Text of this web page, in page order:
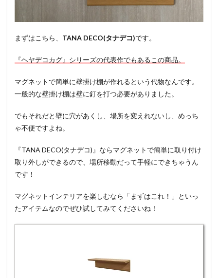
まずはこちら、 TANA DECO(タナデコ)です。
『ヘヤデコカグ』シリーズの代表作でもあるこの商品。
マグネットで簡単に壁掛け棚が作れるという代物なんです。
一般的な壁掛け棚は壁に釘を打つ必要がありました。
でもそれだと壁に穴があくし、場所を変えれないし、めっち
ゃ不便ですよね。
『TANA DECO(タナデコ)』ならマグネットで簡単に取り付け
取り外しができるので、場所移動だって手軽にできちゃうん
です！
マグネットインテリアを楽しむなら「まずはこれ！」といっ
たアイテムなのでぜひ試してみてくださいね！